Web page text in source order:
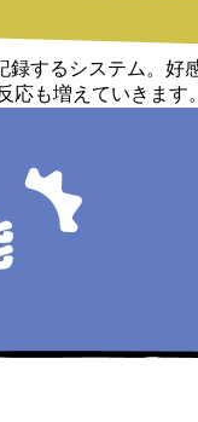
録するシステム。好
応も増えていきます